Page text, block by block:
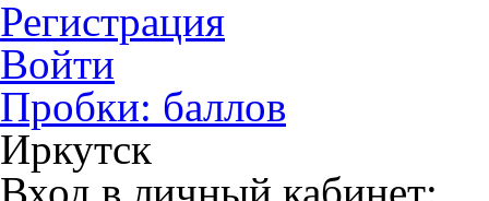
Регистрация
Войти
Пробки: баллов
Иркутск